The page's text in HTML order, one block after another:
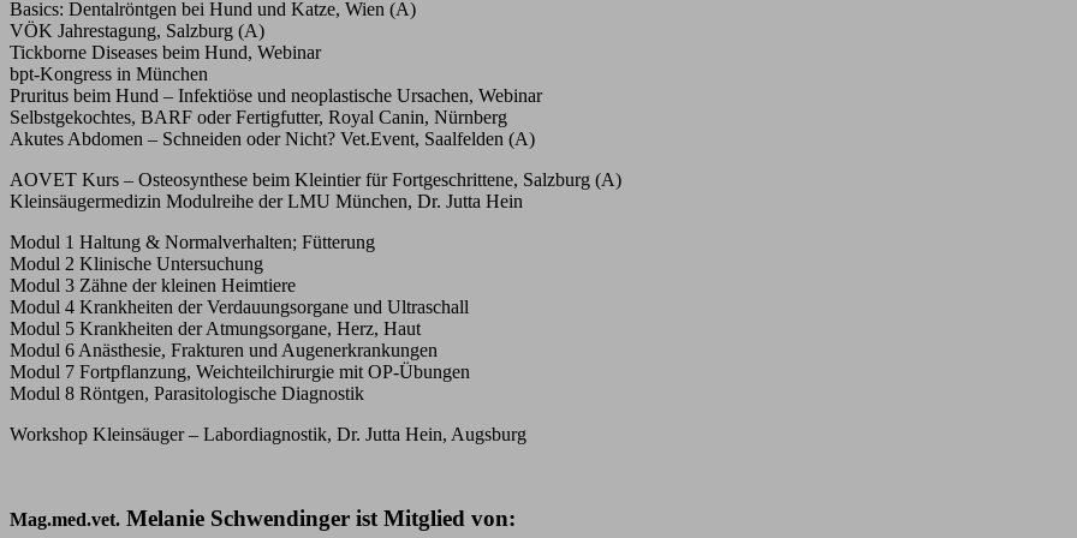
Basics: Dentalröntgen bei Hund und Katze, Wien (A)
VÖK Jahrestagung, Salzburg (A)
Tickborne Diseases beim Hund, Webinar
bpt-Kongress in München
Pruritus beim Hund – Infektiöse und neoplastische Ursachen, Webinar
Selbstgekochtes, BARF oder Fertigfutter, Royal Canin, Nürnberg
Akutes Abdomen – Schneiden oder Nicht? Vet.Event, Saalfelden (A)
AOVET Kurs – Osteosynthese beim Kleintier für Fortgeschrittene, Salzburg (A)
Kleinsäugermedizin Modulreihe der LMU München, Dr. Jutta Hein
Modul 1 Haltung & Normalverhalten; Fütterung
Modul 2 Klinische Untersuchung
Modul 3 Zähne der kleinen Heimtiere
Modul 4 Krankheiten der Verdauungsorgane und Ultraschall
Modul 5 Krankheiten der Atmungsorgane, Herz, Haut
Modul 6 Anästhesie, Frakturen und Augenerkrankungen
Modul 7 Fortpflanzung, Weichteilchirurgie mit OP-Übungen
Modul 8 Röntgen, Parasitologische Diagnostik
Workshop Kleinsäuger – Labordiagnostik, Dr. Jutta Hein, Augsburg
Mag.med.vet. Melanie Schwendinger ist Mitglied von: